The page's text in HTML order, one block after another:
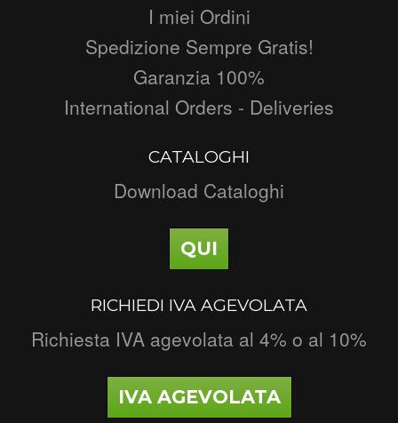
I miei Ordini
Spedizione Sempre Gratis!
Garanzia 100%
International Orders - Deliveries
CATALOGHI
Download Cataloghi
QUI
RICHIEDI IVA AGEVOLATA
Richiesta IVA agevolata al 4% o al 10%
IVA AGEVOLATA